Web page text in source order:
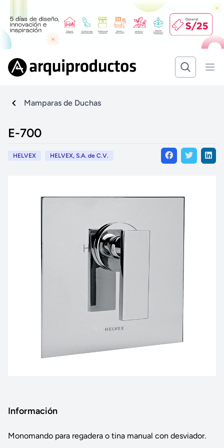
Mamparas de Duchas
E-700
HELVEX HELVEX, S.A. de C.V.
Información
Monomando para regadera o tina manual con desviador.